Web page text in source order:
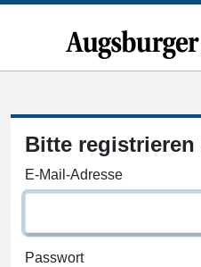
Bitte
E-Mail-Adresse
Passwort